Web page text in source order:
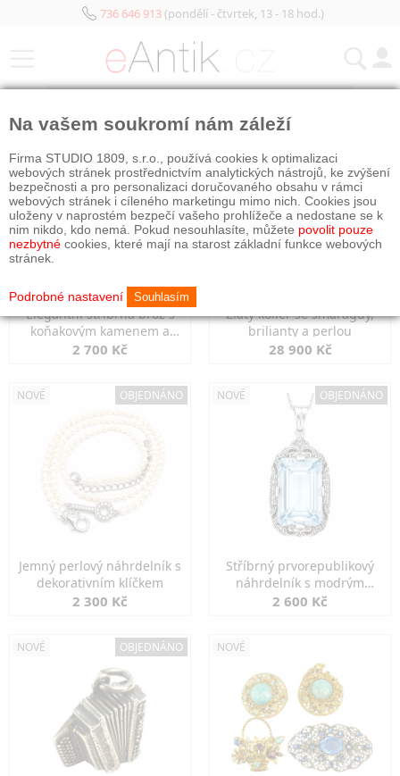
736 646 913(pondělí - čtvrtek, 13 - 18 hod.)
Elegantní stříbrná brož s
koňakovým kamenem a
markazity
2 700 Kč
Zlatý kolier se smaragdy,
brilianty a perlou
28 900 Kč
NOVÉ OBJEDNÁNO
Jemný perlový náhrdelník s
dekorativním klíčkem
2 300 Kč
NOVÉ OBJEDNÁNO
Stříbrný prvorepublikový
náhrdelník s modrým
spinelem
2 600 Kč
NOVÉ OBJEDNÁNO NOVÉ
Na vašem soukromí nám záleží
Firma STUDIO 1809, s.r.o., používá cookies k optimalizaci
webových stránek prostřednictvím analytických nástrojů, ke zvýšení
bezpečnosti a pro personalizaci doručovaného obsahu v rámci
webových stránek i cíleného marketingu mimo nich. Cookies jsou
uloženy v naprostém bezpečí vašeho prohlížeče a nedostane se k
nim nikdo, kdo nemá. Pokud nesouhlasíte, můžete povolit pouze
nezbytné cookies, které mají na starost základní funkce webových
stránek.
Podrobné nastavení Souhlasím